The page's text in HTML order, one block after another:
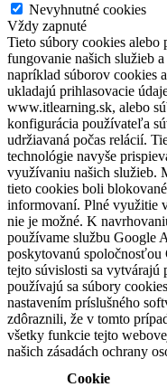
Nevyhnutné cookies
Vždy zapnuté
Tieto súbory cookies alebo
fungovanie našich služieb
napríklad súborov cookies
ukladajú prihlasovacie
www.itlearning.sk, alebo
konfigurácia používateľa
udržiavaná počas relácií.
technológie navyše
využívaniu našich služieb.
tieto cookies boli
informovaní. Plné využitie
nie je možné. K
používame službu Google
poskytovanú
tejto súvislosti sa vytvárajú
používajú sa súbory
nastavením príslušného
zdôraznili, že v tomto
všetky funkcie tejto
našich zásadách ochrany
Cookie